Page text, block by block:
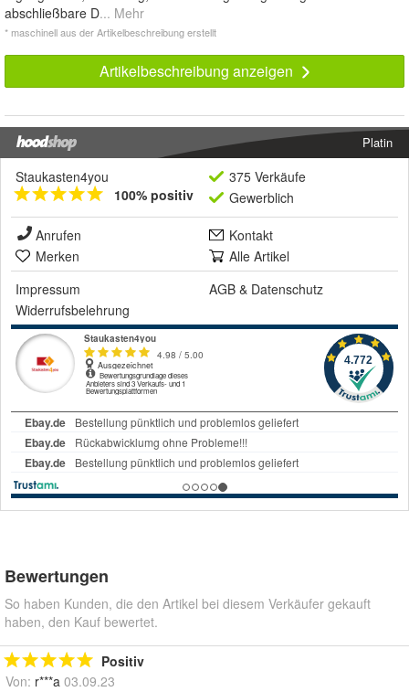
abschließbare D... Mehr
* maschinell aus der Artikelbeschreibung erstellt
Artikelbeschreibung anzeigen
Platin
Staukasten4you
100% positiv
375 Verkäufe
Gewerblich
Anrufen
Kontakt
Merken
Alle Artikel
Impressum
AGB & Datenschutz
Widerrufsbelehrung
Bewertungen
So haben Kunden, die den Artikel bei diesem Verkäufer gekauft
haben, den Kauf bewertet.
Positiv
Von: r***a 03.09.23